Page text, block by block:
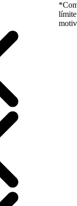
límite